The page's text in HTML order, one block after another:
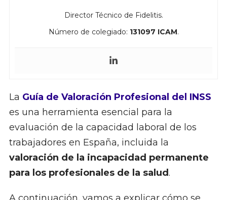
Director Técnico de Fidelitis.
Número de colegiado: 131097 ICAM.
La Guía de Valoración Profesional del INSS
es una herramienta esencial para la
evaluación de la capacidad laboral de los
trabajadores en España, incluida la
valoración de la incapacidad permanente
para los profesionales de la salud.